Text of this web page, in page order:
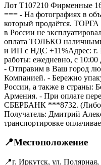
Лот T107210 Фирменные
=== - На фотографиях в
который продаётся.
в России не
оплата ТОЛЬКО
и ИП с НДС +11%Адрес: г.
работы: ежедневно, с 10:00
- Отправим в Ваш город
Компанией. - Бережно
России, а также в страны:
Армения. - При оплате
СБЕРБАНК ***8732. (Либо
Получатель: Дмитрий
транспортировке
📍Местоположение
📍г. Иркутск, ул. Полярная,